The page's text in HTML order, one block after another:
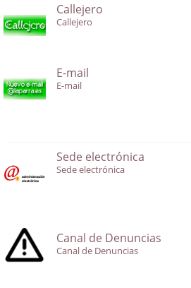
Callejero
Callejero
E-mail
E-mail
Sede electrónica
Sede electrónica
Canal de Denuncias
Canal de Denuncias